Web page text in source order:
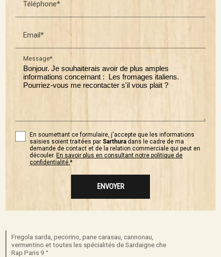
Téléphone*
Email*
Message*
En soumettant ce formulaire, j'accepte que les informations
saisies soient traitées par Sarthura dans le cadre de ma
demande de contact et de la relation commerciale qui peut en
découler. En savoir plus en consultant notre politique de
confidentialité.*
Fregola sarda, pecorino, pane carasau, cannonau,
vermentino et toutes les spécialités de Sardaigne che
Rap Paris 9 °